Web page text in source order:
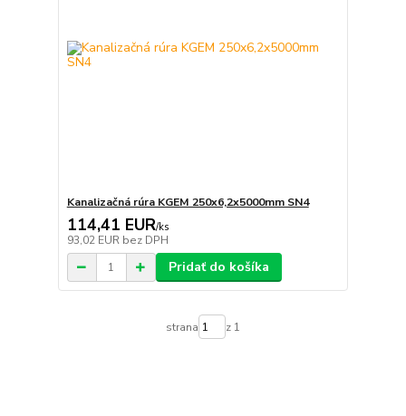
Kanalizačná rúra KGEM 250x6,2x5000mm SN4
114,41 EUR/ks
93,02 EUR bez DPH
Pridať do košíka
strana z 1